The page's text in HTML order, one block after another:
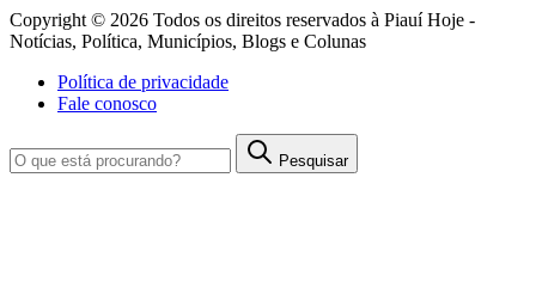
Copyright © 2026 Todos os direitos reservados à Piauí Hoje -
Notícias, Política, Municípios, Blogs e Colunas
Política de privacidade
Fale conosco
Pesquisar